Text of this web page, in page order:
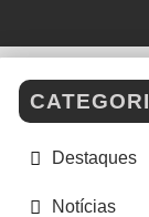
Destaques
Notícias